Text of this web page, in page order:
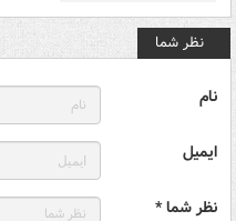
نظر شما
نام
ایمیل
نظر شما *